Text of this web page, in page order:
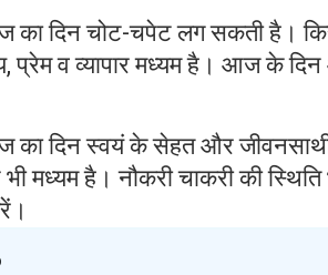
का दिन चोट-चपेट लग सकती है।
प्रेम व व्यापार मध्यम है। आज के
का दिन स्वयं के सेहत और
मध्यम है। नौकरी चाकरी की